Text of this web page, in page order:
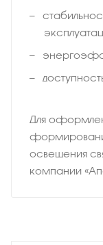
Для
освещения
компании